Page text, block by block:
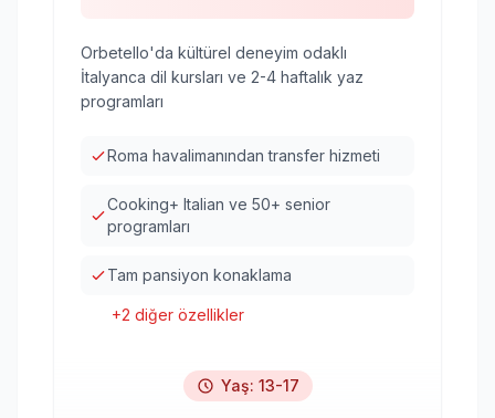
Orbetello'da kültürel deneyim odaklı
İtalyanca dil kursları ve 2-4 haftalık yaz
programları
Roma havalimanından transfer hizmeti
Cooking+ Italian ve 50+ senior
programları
Tam pansiyon konaklama
+2 diğer özellikler
Yaş: 13-17